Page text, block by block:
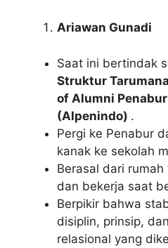
Ariawan Gunadi
Saat ini bertindak
Struktur
of Alumni
(Alpenindo) .
Pergi ke Penabur
kanak ke sekolah
Berasal dari
dan bekerja saat
Berpikir bahwa
disiplin, prinsip,
relasional yang